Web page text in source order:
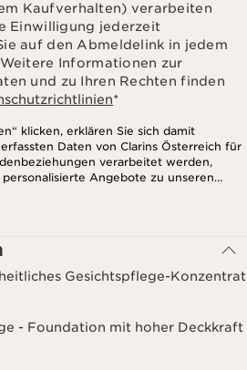
Kaufverhalten) verarbeiten
Einwilligung jederzeit
auf den Abmeldelink in jedem
Informationen zur
und zu Ihren Rechten finden
*
klicken, erklären Sie sich damit
Daten von Clarins Österreich für
verarbeitet werden,
Angebote zu unseren
entsprechend Ihrem
analytische Zwecke.
Gesichtspflege-Konzentrat
- Foundation mit hoher Deckkraft